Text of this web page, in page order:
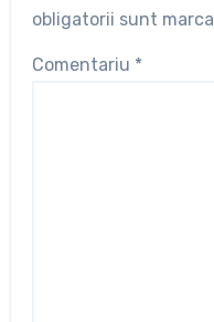
obligatorii sunt
Comentariu *